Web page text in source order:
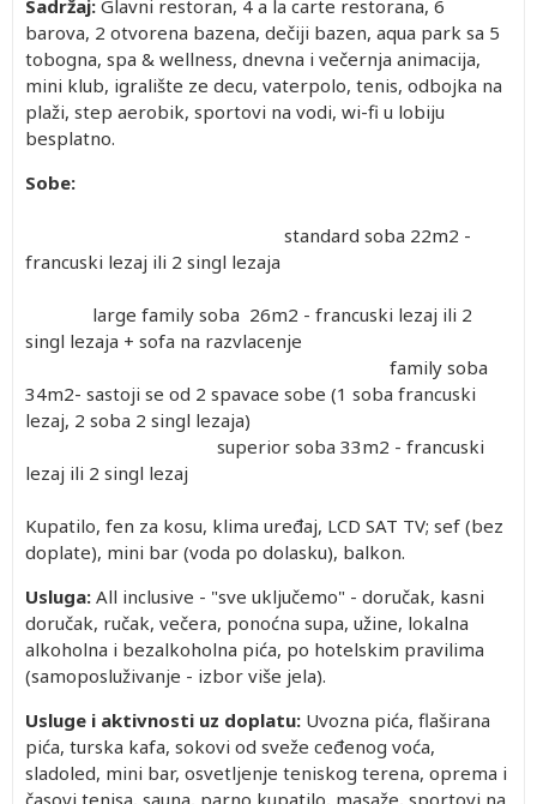
Sadržaj: Glavni restoran, 4 a la carte restorana, 6
barova, 2 otvorena bazena, dečiji bazen, aqua park sa 5
tobogna, spa & wellness, dnevna i večernja animacija,
mini klub, igralište ze decu, vaterpolo, tenis, odbojka na
plaži, step aerobik, sportovi na vodi, wi-fi u lobiju
besplatno.
Sobe:
standard soba 22m2 -
francuski lezaj ili 2 singl lezaja
large family soba 26m2 - francuski lezaj ili 2
singl lezaja + sofa na razvlacenje
family soba
34m2- sastoji se od 2 spavace sobe (1 soba francuski
lezaj, 2 soba 2 singl lezaja)
superior soba 33m2 - francuski
lezaj ili 2 singl lezaj
Kupatilo, fen za kosu, klima uređaj, LCD SAT TV; sef (bez
doplate), mini bar (voda po dolasku), balkon.
Usluga: All inclusive - "sve uključemo" - doručak, kasni
doručak, ručak, večera, ponoćna supa, užine, lokalna
alkoholna i bezalkoholna pića, po hotelskim pravilima
(samoposluživanje - izbor više jela).
Usluge i aktivnosti uz doplatu: Uvozna pića, flaširana
pića, turska kafa, sokovi od sveže ceđenog voća,
sladoled, mini bar, osvetljenje teniskog terena, oprema i
časovi tenisa, sauna, parno kupatilo, masaže, sportovi na